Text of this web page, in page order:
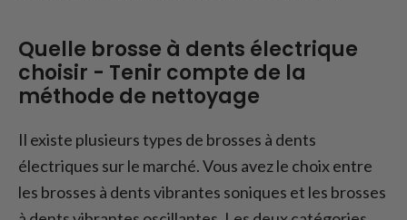
Quelle brosse à dents électrique
choisir - Tenir compte de la
méthode de nettoyage
Il existe plusieurs types de brosses à dents
électriques sur le marché. Vous avez le choix entre
les brosses à dents vibrantes soniques et les brosses